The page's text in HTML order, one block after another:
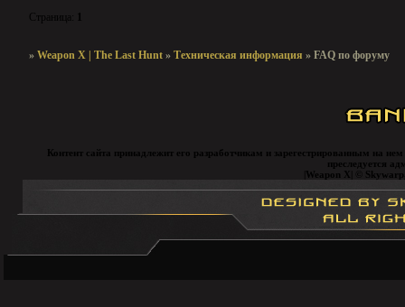
Страница: 1
»Weapon X | The Last Hunt »Техническая информация »FAQ по форуму
Контент сайта принадлежит его разработчикам и зарегестрированным на
преследуется
|Weapon X| ©